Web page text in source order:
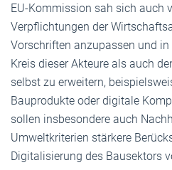
EU-Kommission sah sich auch
Verpflichtungen der
Vorschriften anzupassen und
Kreis dieser Akteure als auch
selbst zu erweitern,
Bauprodukte oder digitale
sollen insbesondere auch
Umweltkriterien stärkere
Digitalisierung des Bausektors